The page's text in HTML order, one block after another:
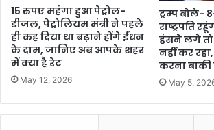
15 रुपए महंगा हुआ पेट्रोल-
डीजल, पेट्रोलियम मंत्री ने पहले
ही कह दिया था बढ़ाने होंगे ईंधन
के दाम, जानिए अब आपके शहर
में क्या है रेट
May 12, 2026
ट्रम्प बोले-
राष्ट्रपति
हंसने लगे
नहीं कर
करना बाकी
May 5,